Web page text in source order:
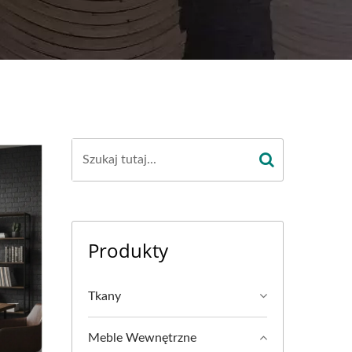
Produkty
Tkany
Meble Wewnętrzne